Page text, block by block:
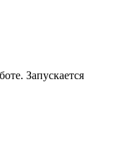
Запускается